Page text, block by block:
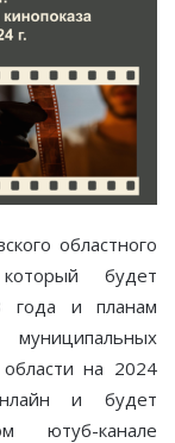
областного
который будет
года и планам
области на 2024
и будет
ютуб-канале